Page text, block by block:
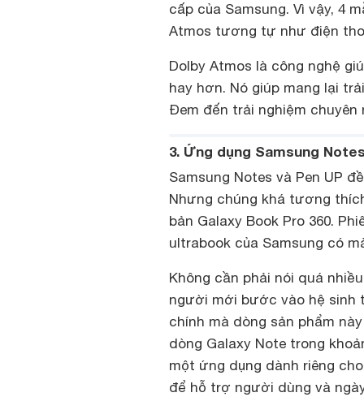
cấp của Samsung. Vì vậy, 4
Atmos tương tự như điện
Dolby Atmos là công nghệ
hay hơn. Nó giúp mang lại
Đem đến trải nghiệm
3. Ứng dụng Samsung
Samsung Notes và Pen UP
Nhưng chúng khá tương
bản Galaxy Book Pro 360.
ultrabook của Samsung có
Không cần phải nói quá
người mới bước vào hệ sinh
chính mà dòng sản phẩm
dòng Galaxy Note trong
một ứng dụng dành riêng
để hỗ trợ người dùng và